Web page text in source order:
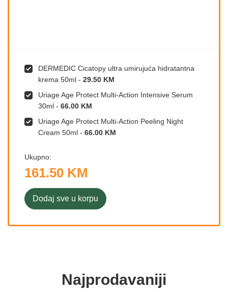
DERMEDIC Cicatopy ultra umirujuća hidratantna
krema 50ml - 29.50 KM
Uriage Age Protect Multi-Action Intensive Serum
30ml - 66.00 KM
Uriage Age Protect Multi-Action Peeling Night
Cream 50ml - 66.00 KM
Ukupno:
161.50 KM
Dodaj sve u korpu
Najprodavaniji